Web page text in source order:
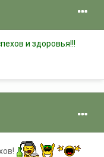
и здоровья!!!